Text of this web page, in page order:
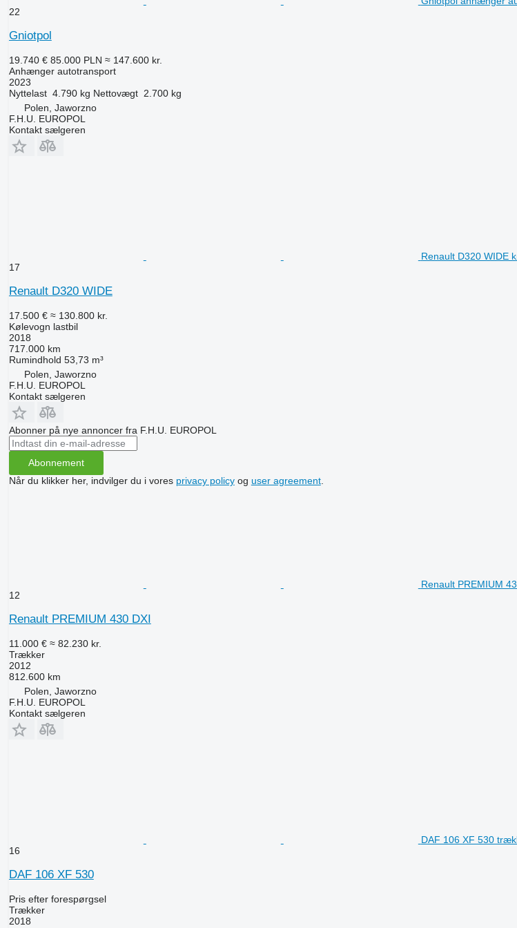
22
Gniotpol
19.740 € 85.000 PLN ≈ 147.600 kr.
Anhænger autotransport
2023
Nyttelast 4.790 kg Nettovægt 2.700 kg
Polen, Jaworzno
F.H.U. EUROPOL
Kontakt sælgeren
Renault D320 WIDE
17
Renault D320 WIDE
17.500 € ≈ 130.800 kr.
Kølevogn lastbil
2018
717.000 km
Rumindhold 53,73 m³
Polen, Jaworzno
F.H.U. EUROPOL
Kontakt sælgeren
Abonner på nye annoncer fra F.H.U. EUROPOL
Abonnement
Når du klikker her, indvilger du i vores privacy policyog user agreement.
Renault PREMIUM
12
Renault PREMIUM 430 DXI
11.000 € ≈ 82.230 kr.
Trækker
2012
812.600 km
Polen, Jaworzno
F.H.U. EUROPOL
Kontakt sælgeren
DAF 106 XF 530
16
DAF 106 XF 530
Pris efter forespørgsel
Trækker
2018